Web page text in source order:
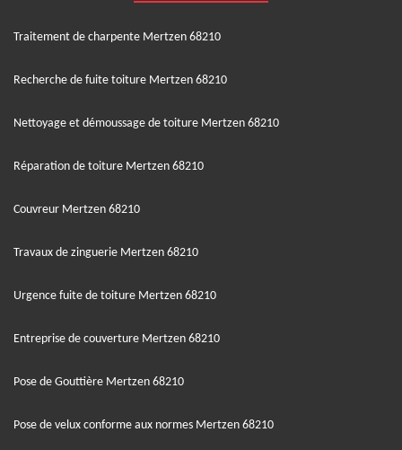
Traitement de charpente Mertzen 68210
Recherche de fuite toiture Mertzen 68210
Nettoyage et démoussage de toiture Mertzen 68210
Réparation de toiture Mertzen 68210
Couvreur Mertzen 68210
Travaux de zinguerie Mertzen 68210
Urgence fuite de toiture Mertzen 68210
Entreprise de couverture Mertzen 68210
Pose de Gouttière Mertzen 68210
Pose de velux conforme aux normes Mertzen 68210